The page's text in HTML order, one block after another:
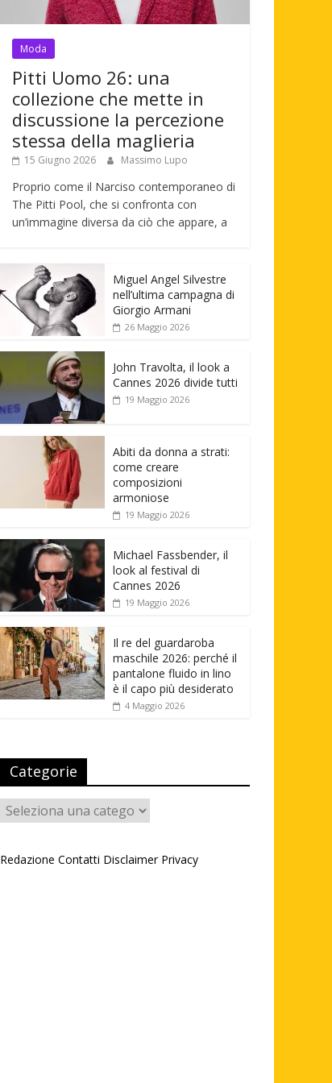
Moda
Pitti Uomo 26: una
collezione che mette in
discussione la percezione
stessa della maglieria
15 Giugno 2026 Massimo Lupo
Proprio come il Narciso contemporaneo di
The Pitti Pool, che si confronta con
un’immagine diversa da ciò che appare, a
Miguel Angel Silvestre
nell’ultima campagna di
Giorgio Armani
26 Maggio 2026
John Travolta, il look a
Cannes 2026 divide tutti
19 Maggio 2026
Abiti da donna a strati:
come creare
composizioni
armoniose
19 Maggio 2026
Michael Fassbender, il
look al festival di
Cannes 2026
19 Maggio 2026
Il re del guardaroba
maschile 2026: perché il
pantalone fluido in lino
è il capo più desiderato
4 Maggio 2026
Categorie
Categorie
Redazione Contatti Disclaimer Privacy